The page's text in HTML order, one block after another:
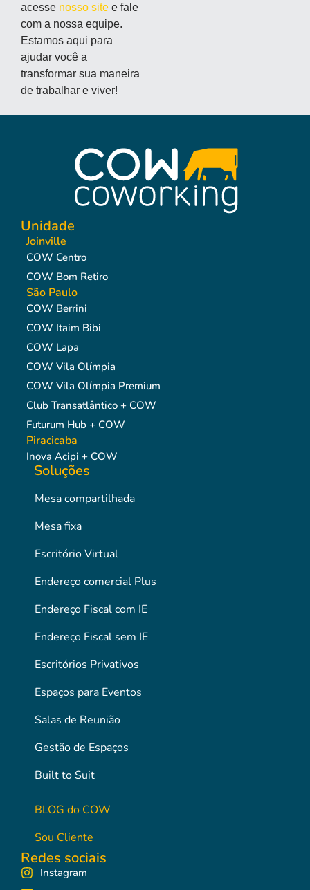
acesse nosso site e fale
com a nossa equipe.
Estamos aqui para
ajudar você a
transformar sua maneira
de trabalhar e viver!
Unidade
Joinville
COW Centro
COW Bom Retiro
São Paulo
COW Berrini
COW Itaim Bibi
COW Lapa
COW Vila Olímpia
COW Vila Olímpia Premium
Club Transatlântico + COW
Futurum Hub + COW
Piracicaba
Inova Acipi + COW
Soluções
Mesa compartilhada
Mesa fixa
Escritório Virtual
Endereço comercial Plus
Endereço Fiscal com IE
Endereço Fiscal sem IE
Escritórios Privativos
Espaços para Eventos
Salas de Reunião
Gestão de Espaços
Built to Suit
BLOG do COW
Sou Cliente
Redes sociais
Instagram